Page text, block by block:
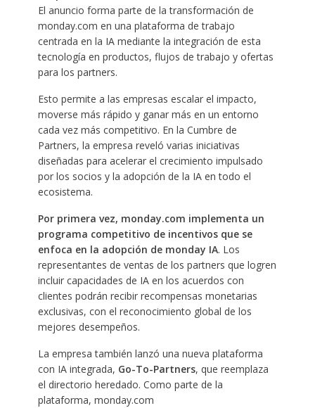
El anuncio forma parte de la transformación de
monday.com en una plataforma de trabajo
centrada en la IA mediante la integración de esta
tecnología en productos, flujos de trabajo y ofertas
para los partners. ​
Esto permite a las empresas escalar el impacto,
moverse más rápido y ganar más en un entorno
cada vez más competitivo. En la Cumbre de
Partners, la empresa reveló varias iniciativas
diseñadas para acelerar el crecimiento impulsado
por los socios y la adopción de la IA en todo el
ecosistema.
Por primera vez, monday.com implementa un
programa competitivo de incentivos que se
enfoca en la adopción de monday IA. Los
representantes de ventas de los partners que logren
incluir capacidades de IA en los acuerdos con
clientes podrán recibir recompensas monetarias
exclusivas, con el reconocimiento global de los
mejores desempeños.
La empresa también lanzó una nueva plataforma
con IA integrada, Go-To-Partners, que reemplaza
el directorio heredado. Como parte de la
plataforma, monday.com